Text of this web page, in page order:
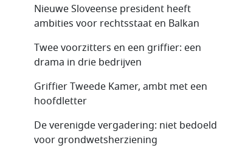
Nieuwe Sloveense president heeft
ambities voor rechtsstaat en Balkan
Twee voorzitters en een griffier: een
drama in drie bedrijven
Griffier Tweede Kamer, ambt met een
hoofdletter
De verenigde vergadering: niet bedoeld
voor grondwetsherziening